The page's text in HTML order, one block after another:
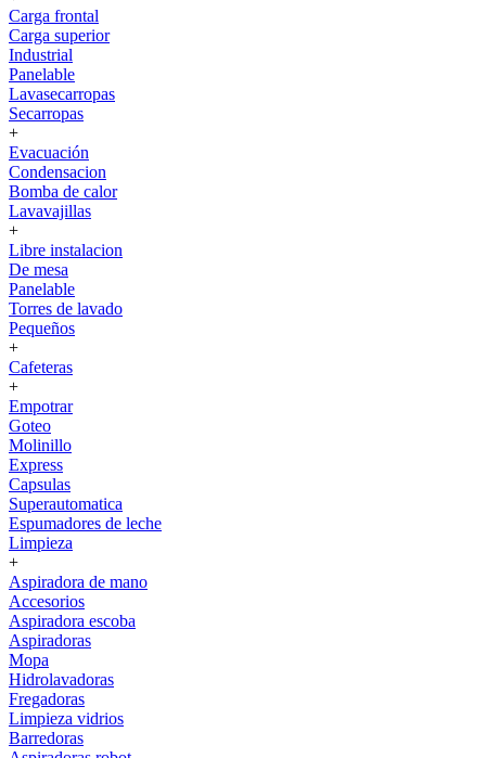
Carga frontal
Carga superior
Industrial
Panelable
Lavasecarropas
Secarropas
+
Evacuación
Condensacion
Bomba de calor
Lavavajillas
+
Libre instalacion
De mesa
Panelable
Torres de lavado
Pequeños
+
Cafeteras
+
Empotrar
Goteo
Molinillo
Express
Capsulas
Superautomatica
Espumadores de leche
Limpieza
+
Aspiradora de mano
Accesorios
Aspiradora escoba
Aspiradoras
Mopa
Hidrolavadoras
Fregadoras
Limpieza vidrios
Barredoras